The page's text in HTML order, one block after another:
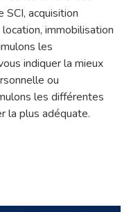
SCI, acquisition
immobilisation
les
indiquer la mieux
ou
les différentes
la plus adéquate.